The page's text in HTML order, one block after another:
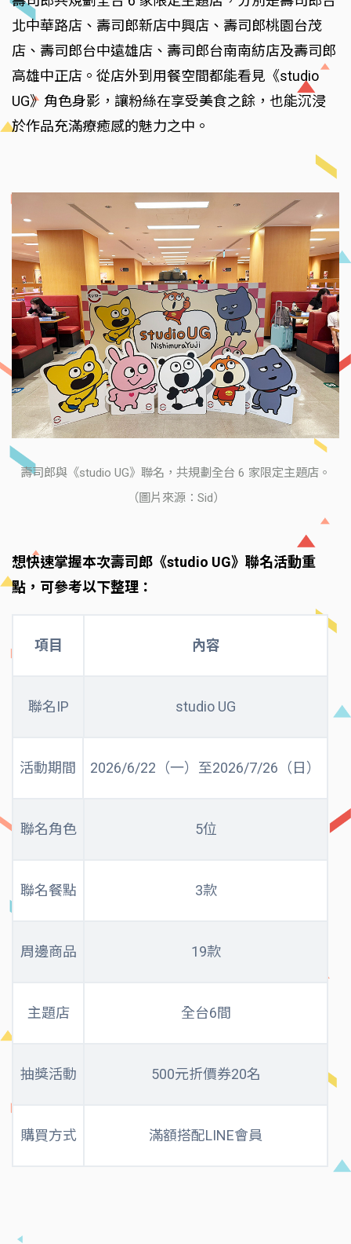
北中華路店、壽司郎新店中興店、壽司郎桃園台茂
店、壽司郎台中遠雄店、壽司郎台南南紡店及壽司郎
高雄中正店。從店外到用餐空間都能看見《studio
UG》角色身影，讓粉絲在享受美食之餘，也能沉浸
於作品充滿療癒感的魅力之中。
壽司郎與《studio UG》聯名，共規劃全台 6 家限定主題店。
（圖片來源：Sid）
想快速掌握本次壽司郎《studio UG》聯名活動重
點，可參考以下整理：
項目 內容
聯名IP studio UG
活動期間 2026/6/22（一）至2026/7/26（日）
聯名角色 5位
聯名餐點 3款
周邊商品 19款
主題店 全台6間
抽獎活動 500元折價券20名
購買方式 滿額搭配LINE會員